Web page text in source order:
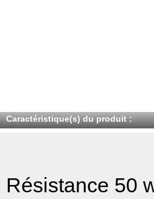
Caractéristique(s) du produit :
Résistance 50